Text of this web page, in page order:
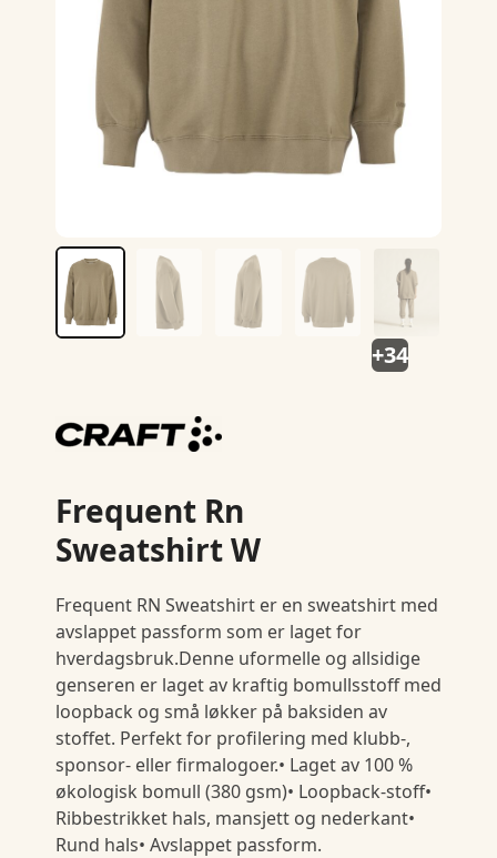
+34
Frequent Rn
Sweatshirt W
Frequent RN Sweatshirt er en sweatshirt med
avslappet passform som er laget for
hverdagsbruk.Denne uformelle og allsidige
genseren er laget av kraftig bomullsstoff med
loopback og små løkker på baksiden av
stoffet. Perfekt for profilering med klubb-,
sponsor- eller firmalogoer.• Laget av 100 %
økologisk bomull (380 gsm)• Loopback-stoff•
Ribbestrikket hals, mansjett og nederkant•
Rund hals• Avslappet passform.